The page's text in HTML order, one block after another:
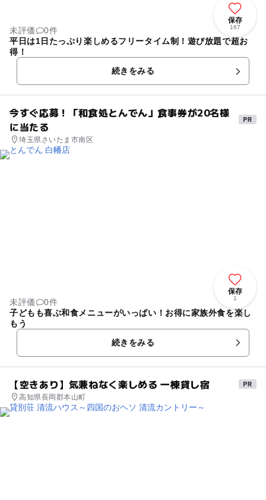
保存
167
未評価
0件
平日は1日たっぷり楽しめるフリータイム制！遊び放題で超お
得！
続きをみる
今すぐ応募！「和食処とんでん」食事券が20名様
に当たる
埼玉県さいたま市南区
保存
1
未評価
0件
子どもも喜ぶ和食メニューがいっぱい！お得に家族外食を楽し
もう
続きをみる
【空きあり】気兼ねなく楽しめる 一棟貸し宿
高知県長岡郡本山町